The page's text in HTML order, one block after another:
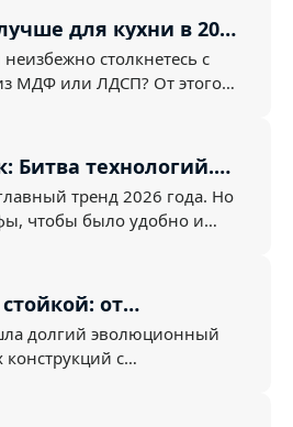
для кухни в 2026
столкнетесь с
МДФ или ЛДСП? От этого
Битва технологий.
против систем
тренд 2026 года. Но
чтобы было удобно и
от
трубы» к
зонированию
долгий эволюционный
конструкций с